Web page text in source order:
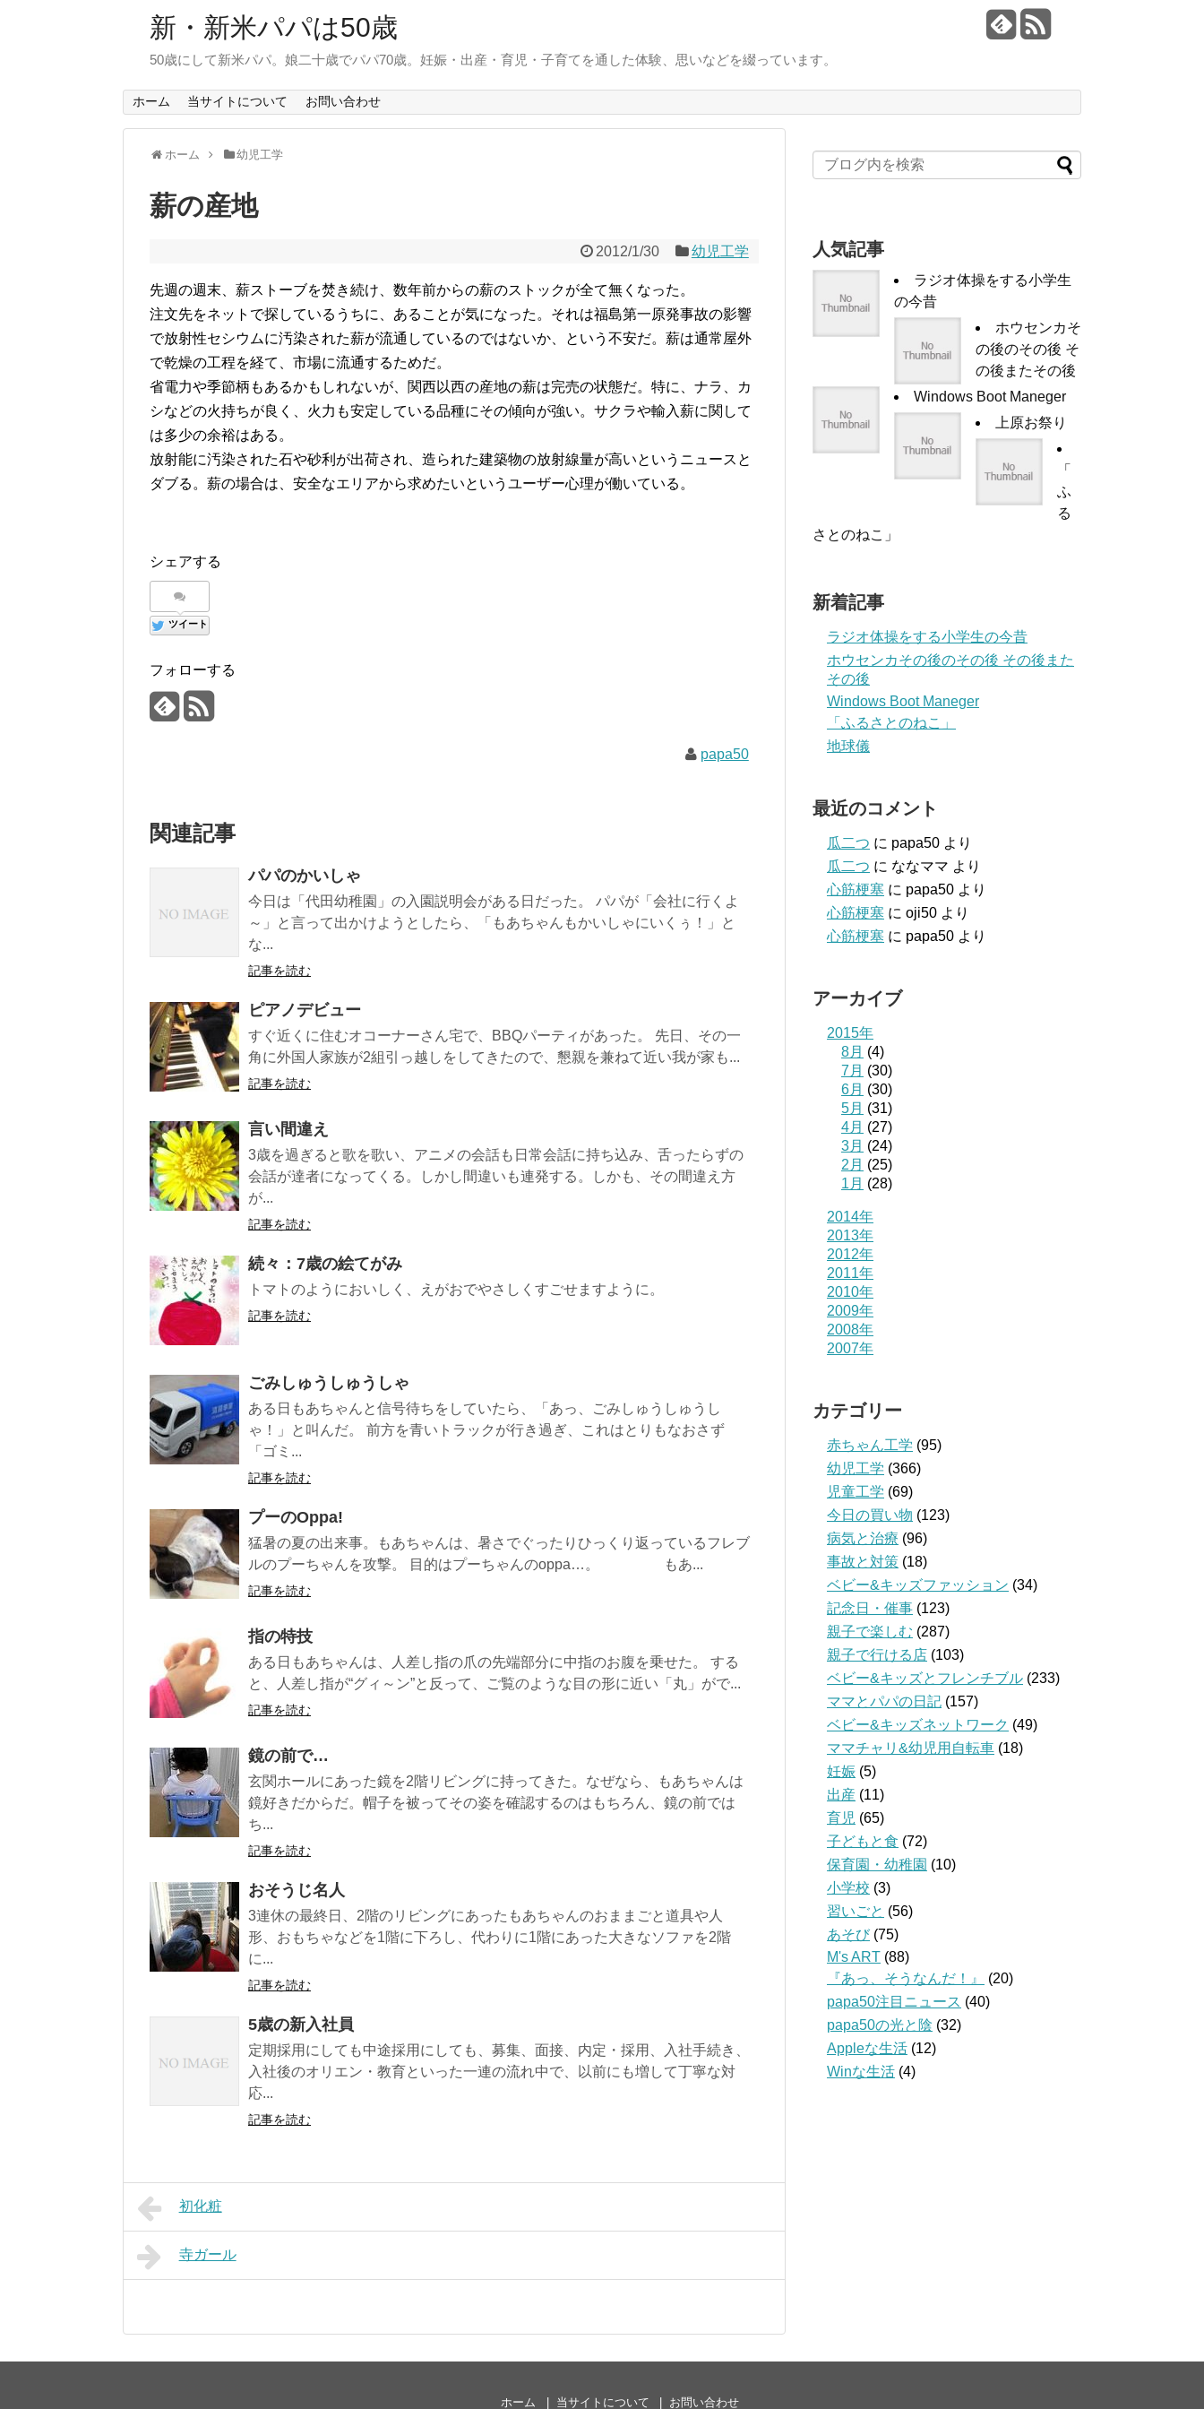
新・新米パパは50歳
50歳にして新米パパ。娘二十歳でパパ70歳。妊娠・出産・育児・子育てを通した体験、思いなどを綴っています。
ホーム 当サイトについて お問い合わせ
ホーム 幼児工学
薪の産地
2012/1/30 幼児工学
先週の週末、薪ストーブを焚き続け、数年前からの薪のストックが全て無くなった。
注文先をネットで探しているうちに、あることが気になった。それは福島第一原発事故の影響
で放射性セシウムに汚染された薪が流通しているのではないか、という不安だ。薪は通常屋外
で乾燥の工程を経て、市場に流通するためだ。
省電力や季節柄もあるかもしれないが、関西以西の産地の薪は完売の状態だ。特に、ナラ、カ
シなどの火持ちが良く、火力も安定している品種にその傾向が強い。サクラや輸入薪に関して
は多少の余裕はある。
放射能に汚染された石や砂利が出荷され、造られた建築物の放射線量が高いというニュースと
ダブる。薪の場合は、安全なエリアから求めたいというユーザー心理が働いている。
シェアする
ツイート
フォローする
papa50
関連記事
パパのかいしゃ
今日は「代田幼稚園」の入園説明会がある日だった。 パパが「会社に行くよ
～」と言って出かけようとしたら、「もあちゃんもかいしゃにいくぅ！」と
な...
記事を読む
ピアノデビュー
すぐ近くに住むオコーナーさん宅で、BBQパーティがあった。 先日、その一
角に外国人家族が2組引っ越しをしてきたので、懇親を兼ねて近い我が家も...
記事を読む
言い間違え
3歳を過ぎると歌を歌い、アニメの会話も日常会話に持ち込み、舌ったらずの
会話が達者になってくる。しかし間違いも連発する。しかも、その間違え方
が...
記事を読む
続々：7歳の絵てがみ
トマトのようにおいしく、えがおでやさしくすごせますように。
記事を読む
ごみしゅうしゅうしゃ
ある日もあちゃんと信号待ちをしていたら、「あっ、ごみしゅうしゅうし
ゃ！」と叫んだ。 前方を青いトラックが行き過ぎ、これはとりもなおさず
「ゴミ...
記事を読む
プーのOppa!
猛暑の夏の出来事。もあちゃんは、暑さでぐったりひっくり返っているフレブ
ルのプーちゃんを攻撃。 目的はプーちゃんのoppa…。 もあ...
記事を読む
指の特技
ある日もあちゃんは、人差し指の爪の先端部分に中指のお腹を乗せた。 する
と、人差し指が“グィ～ン”と反って、ご覧のような目の形に近い「丸」がで...
記事を読む
鏡の前で…
玄関ホールにあった鏡を2階リビングに持ってきた。なぜなら、もあちゃんは
鏡好きだからだ。帽子を被ってその姿を確認するのはもちろん、鏡の前では
ち...
記事を読む
おそうじ名人
3連休の最終日、2階のリビングにあったもあちゃんのおままごと道具や人
形、おもちゃなどを1階に下ろし、代わりに1階にあった大きなソファを2階
に...
記事を読む
5歳の新入社員
定期採用にしても中途採用にしても、募集、面接、内定・採用、入社手続き、
入社後のオリエン・教育といった一連の流れ中で、以前にも増して丁寧な対
応...
記事を読む
初化粧
寺ガール
人気記事
ラジオ体操をする小学生
の今昔
ホウセンカそ
の後のその後 そ
の後またその後
Windows Boot Maneger
上原お祭り
「
ふ
る
さとのねこ」
新着記事
ラジオ体操をする小学生の今昔
ホウセンカその後のその後 その後また
その後
Windows Boot Maneger
「ふるさとのねこ」
地球儀
最近のコメント
瓜二つ に papa50 より
瓜二つ に ななママ より
心筋梗塞 に papa50 より
心筋梗塞 に oji50 より
心筋梗塞 に papa50 より
アーカイブ
2015年
8月 (4)
7月 (30)
6月 (30)
5月 (31)
4月 (27)
3月 (24)
2月 (25)
1月 (28)
2014年
2013年
2012年
2011年
2010年
2009年
2008年
2007年
カテゴリー
赤ちゃん工学 (95)
幼児工学 (366)
児童工学 (69)
今日の買い物 (123)
病気と治療 (96)
事故と対策 (18)
ベビー&キッズファッション (34)
記念日・催事 (123)
親子で楽しむ (287)
親子で行ける店 (103)
ベビー&キッズとフレンチブル (233)
ママとパパの日記 (157)
ベビー&キッズネットワーク (49)
ママチャリ&幼児用自転車 (18)
妊娠 (5)
出産 (11)
育児 (65)
子どもと食 (72)
保育園・幼稚園 (10)
小学校 (3)
習いごと (56)
あそび(75)
M's ART (88)
『あっ、そうなんだ！』
(20)
papa50注目ニュース (40)
papa50の光と陰 (32)
Appleな生活 (12)
Winな生活 (4)
ホーム 当サイトについて お問い合わせ